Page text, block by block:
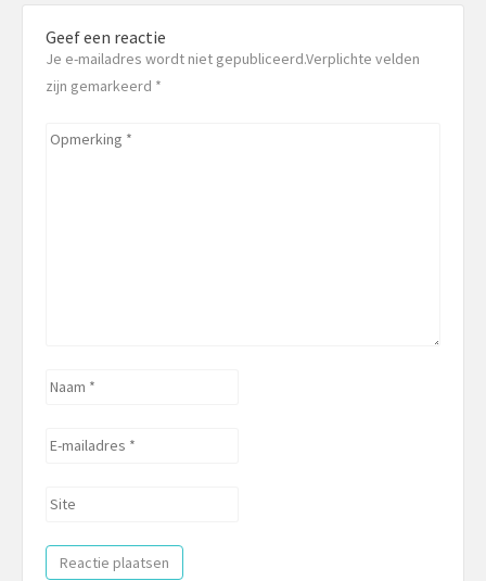
Geef een reactie
Je e-mailadres wordt niet gepubliceerd.Verplichte velden
zijn gemarkeerd *
Opmerking
Naam
E-
Site